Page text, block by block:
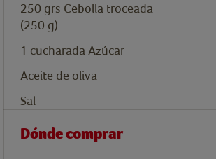
250 grs Cebolla troceada
(250 g)
1 cucharada Azúcar
Aceite de oliva
Sal
Dónde comprar